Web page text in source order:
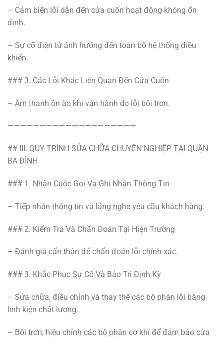
– Cảm biến lỗi dẫn đến cửa cuốn hoạt động không ổn
định.
– Sự cố điện tử ảnh hưởng đến toàn bộ hệ thống điều
khiển.
### 3. Các Lỗi Khác Liên Quan Đến Cửa Cuốn
– Âm thanh ồn ào khi vận hành do lỗi bôi trơn.
————————————————————
## III. QUY TRÌNH SỬA CHỮA CHUYÊN NGHIỆP TẠI QUẬN
BA ĐÌNH
### 1. Nhận Cuộc Gọi Và Ghi Nhận Thông Tin
– Tiếp nhận thông tin và lắng nghe yêu cầu khách hàng.
### 2. Kiểm Tra Và Chẩn Đoán Tại Hiện Trường
– Đánh giá cẩn thận để chẩn đoán lỗi chính xác.
### 3. Khắc Phục Sự Cố Và Bảo Trì Định Kỳ
– Sửa chữa, điều chỉnh và thay thế các bộ phận lỗi bằng
linh kiện chất lượng.
– Bôi trơn, hiệu chỉnh các bộ phận cơ khí để đảm bảo cửa